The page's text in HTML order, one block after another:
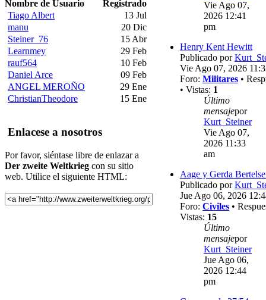
Nombre de Usuario
Registrado
Tiago Albert
13 Jul
manu
20 Dic
Steiner_76
15 Abr
Learnmey
29 Feb
rauf564
10 Feb
Daniel Arce
09 Feb
ANGEL MEROÑO
29 Ene
ChristianTheodore
15 Ene
Enlacese a nosotros
Por favor, siéntase libre de enlazar a
Der zweite Weltkrieg con su sitio
web. Utilice el siguiente HTML:
Vie Ago 07,
2026 12:41
pm
Henry Kent Hewitt
Publicado por
Vie Ago 07, 2026
Foro: Militares •
• Vistas: 1
Último
mensajepor
Kurt_Steiner
Vie Ago 07,
2026 11:33
am
Aage y Gerda
Publicado por
Jue Ago 06, 2026
Foro: Civiles •
Vistas: 15
Último
mensajepor
Kurt_Steiner
Jue Ago 06,
2026 12:44
pm